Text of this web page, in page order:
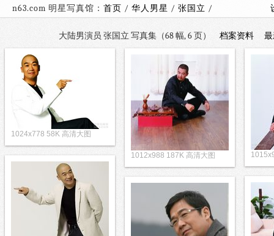
n63.com 明星写真馆： 首页 / 华人男星 / 张国立 /
大陆男演员 张国立 写真集（68 幅, 6 页） 档案资料
1024x778 58K 高清大图
1012x988 187K 高清大图